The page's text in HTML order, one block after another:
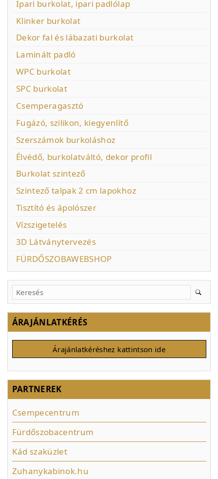
Ipari burkolat, ipari padlólap
Klinker burkolat
Dekor fal és lábazati burkolat
Laminált padló
WPC burkolat
SPC burkolat
Csemperagasztó
Fugázó, szilikon, kiegyenlítő
Szerszámok burkoláshoz
Élvédő, burkolatváltó, dekor profil
Burkolat szintező
Szintező talpak 2 cm lapokhoz
Tisztító és ápolószer
Vízszigetelés
3D Látványtervezés
FÜRDŐSZOBAWEBSHOP
ÁRAJÁNLATKÉRÉS
Árajánlatkéréshez kattintson ide
PARTNEREK
Csempecentrum
Fürdőszobacentrum
Kád szaküzlet
Zuhanykabinok.hu